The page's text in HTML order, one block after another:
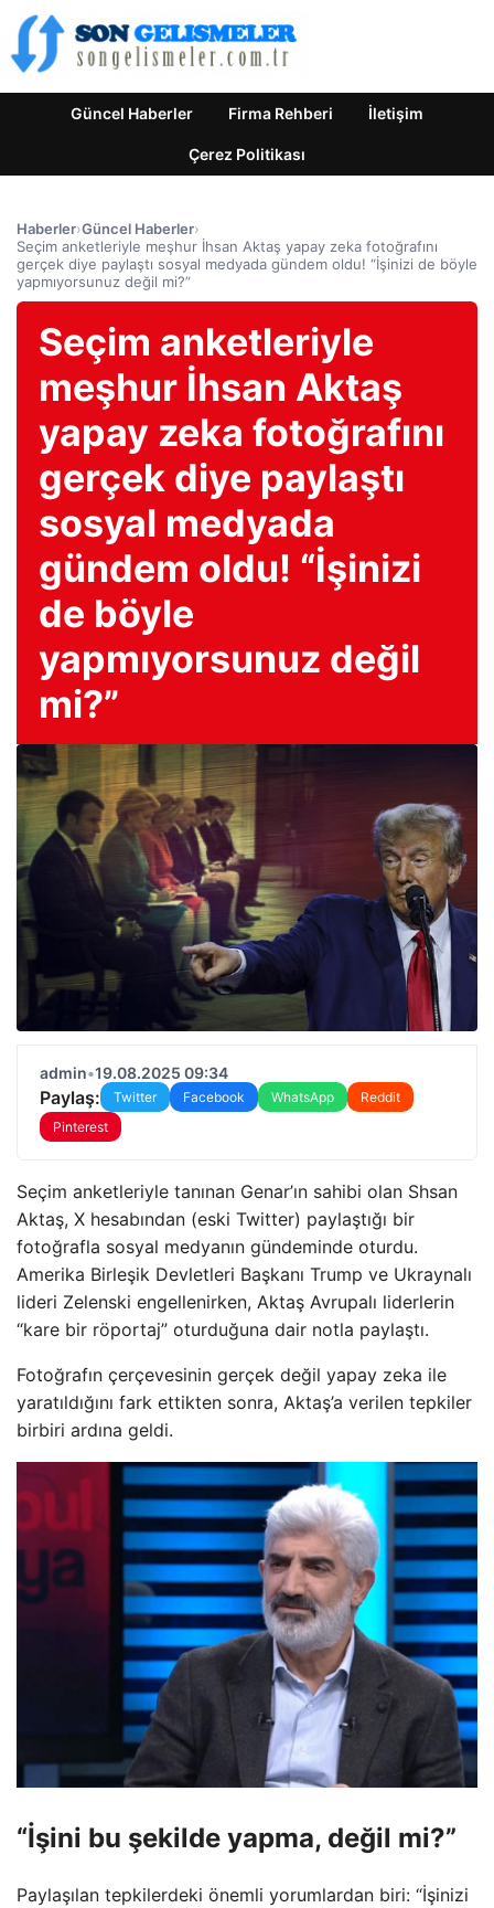
Güncel Haberler Firma Rehberi İletişim
Çerez Politikası
Haberler›Güncel Haberler›
Seçim anketleriyle meşhur İhsan Aktaş yapay zeka fotoğrafını
gerçek diye paylaştı sosyal medyada gündem oldu! “İşinizi de böyle
yapmıyorsunuz değil mi?”
Seçim anketleriyle
meşhur İhsan Aktaş
yapay zeka fotoğrafını
gerçek diye paylaştı
sosyal medyada
gündem oldu! “İşinizi
de böyle
yapmıyorsunuz değil
mi?”
admin•19.08.2025 09:34
Paylaş: Twitter Facebook WhatsApp
Reddit
Pinterest
Seçim anketleriyle tanınan Genar’ın sahibi olan Shsan
Aktaş, X hesabından (eski Twitter) paylaştığı bir
fotoğrafla sosyal medyanın gündeminde oturdu.
Amerika Birleşik Devletleri Başkanı Trump ve Ukraynalı
lideri Zelenski engellenirken, Aktaş Avrupalı liderlerin
“kare bir röportaj” oturduğuna dair notla paylaştı.
Fotoğrafın çerçevesinin gerçek değil yapay zeka ile
yaratıldığını fark ettikten sonra, Aktaş’a verilen tepkiler
birbiri ardına geldi.
“İşini bu şekilde yapma, değil mi?”
Paylaşılan tepkilerdeki önemli yorumlardan biri: “İşinizi